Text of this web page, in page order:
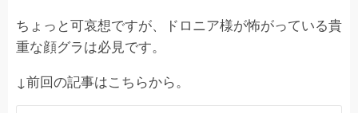
ちょっと可哀想ですが、ドロニア様が怖がっている貴
重な顔グラは必見です。
↓前回の記事はこちらから。